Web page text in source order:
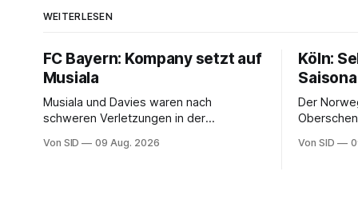
WEITERLESEN
FC Bayern: Kompany setzt auf
Musiala
Musiala und Davies waren nach
schweren Verletzungen in der
Spur gekommen.
Von SID 09 Aug. 2026
Köln:
Der
Von SID